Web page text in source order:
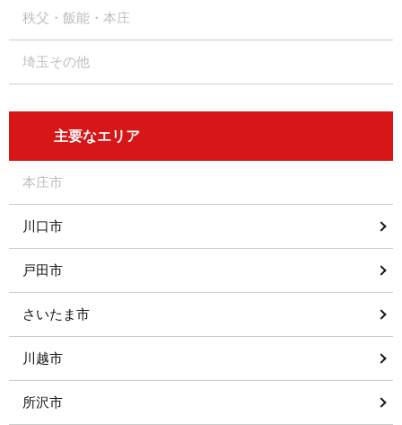
秩父・飯能・本庄
埼玉その他
主要なエリア
本庄市
川口市
戸田市
さいたま市
川越市
所沢市